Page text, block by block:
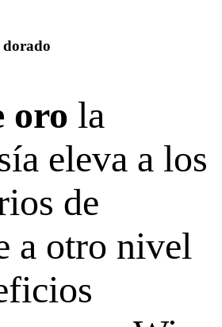
dorado
oro la
eleva a los
de
a otro nivel